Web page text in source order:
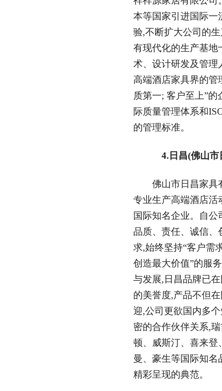
本等国家引进国际一
验,不断扩大公司的
有现代化的生产基地
术、设计研发及管理
高端酒店家具界的管
质第一; 客户至上”的
际质量管理体系和
的管理标准。
4.日昌(佛山市
佛山市日昌家具
专业生产高端酒店活
国际知名企业。自
品质、责任、诚信、
求,始终坚持“客户需
创造最大价值”的服
与发展,日昌品牌已
的美誉度,产品不但
迎,公司更欲国内多
密的合作伙伴关系,
顿、威斯汀、喜来登
曼、豪生等国际知
精彩呈现的典范。